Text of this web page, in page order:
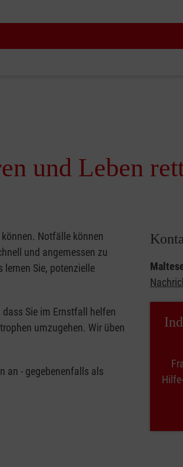
und Leben
Notfälle können
und angemessen zu
lernen Sie, potenzielle
Sie im Ernstfall helfen
umzugehen. Wir üben
an - gegebenenfalls als